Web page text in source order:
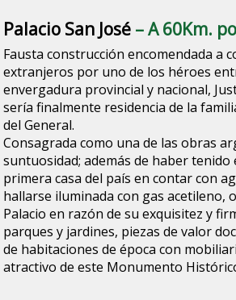
Palacio San José – A 60Km.
Fausta construcción encomendada a
extranjeros por uno de los héroes
envergadura provincial y nacional,
sería finalmente residencia de la
del General.
Consagrada como una de las obras
suntuosidad; además de haber
primera casa del país en contar con
hallarse iluminada con gas acetileno,
Palacio en razón de su exquisitez y
parques y jardines, piezas de valor
de habitaciones de época con
atractivo de este Monumento